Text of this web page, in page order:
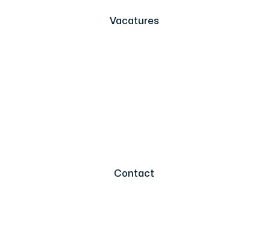
Vacatures
Contact